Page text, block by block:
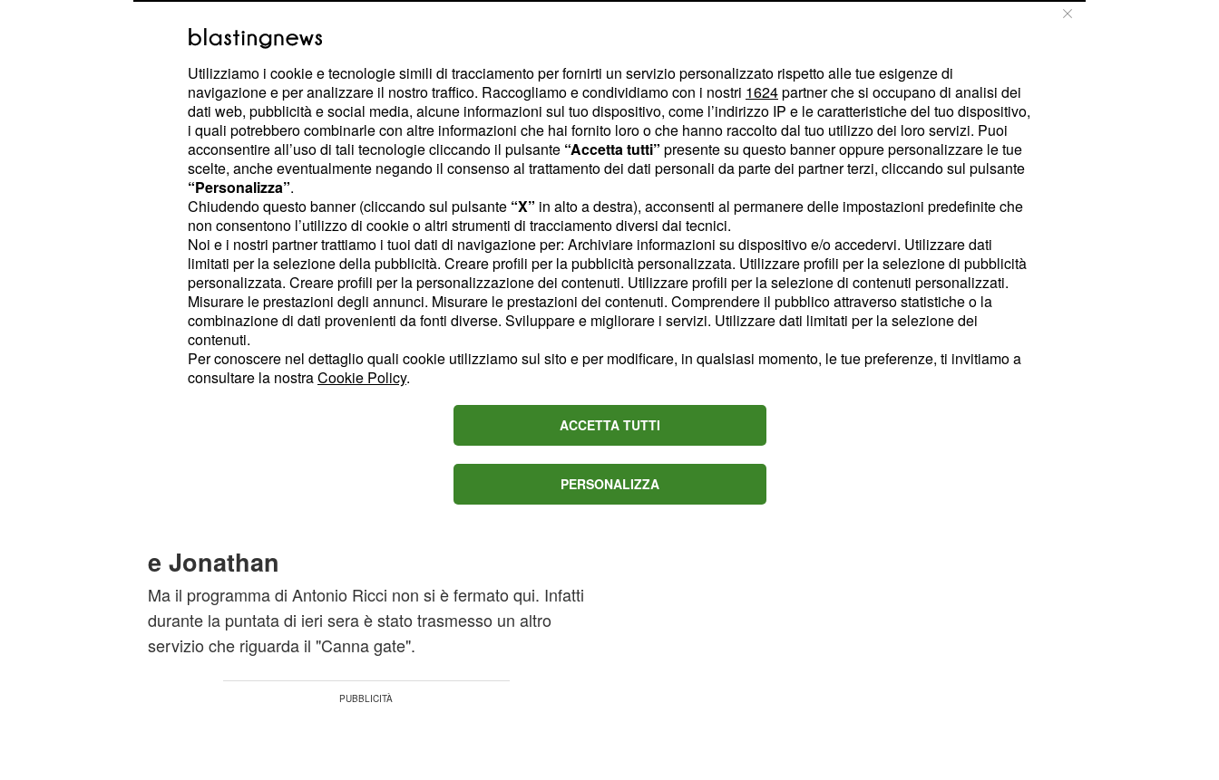
Chi sono questi vip? Secondo quello dichiarato dalla
Henger, a far compagnia all'ex fidanzato di Cecilia
Rodriguez ci sarebbero stati anche: il modelloMarco Ferri,
l'ex tronistaRosa Perrottae la showgirlPaola Di
Benedetto. Il figlio del noto calciatore era già stato
precedentemente menzionato sulla vicenda da Chiara Nasti
durante un pranzo che quest'ultima ha fatto con Caroletti,
situazione degenererà anche per questi concorrenti?
'Striscia la Notizia': in onda una
e Jonathan
Ma il programma di Antonio Ricci non si è fermato qui. Infatti
durante la puntata di ieri sera è stato trasmesso un altro
servizio che riguarda il "Canna gate".
Utilizziamo i cookie e tecnologie simili di tracciamento per fornirti un servizio personalizzato rispetto alle tue esigenze di
navigazione e per analizzare il nostro traffico. Raccogliamo e condividiamo con i nostri 1624partner che si occupano di analisi dei
dati web, pubblicità e social media, alcune informazioni sul tuo dispositivo, come l’indirizzo IP e le caratteristiche del tuo dispositivo,
i quali potrebbero combinarle con altre informazioni che hai fornito loro o che hanno raccolto dal tuo utilizzo dei loro servizi. Puoi
acconsentire all’uso di tali tecnologie cliccando il pulsante “Accetta tutti” presente su questo banner oppure personalizzare le tue
scelte, anche eventualmente negando il consenso al trattamento dei dati personali da parte dei partner terzi, cliccando sul pulsante
“Personalizza”.
Chiudendo questo banner (cliccando sul pulsante “X” in alto a destra), acconsenti al permanere delle impostazioni predefinite che
non consentono l’utilizzo di cookie o altri strumenti di tracciamento diversi dai tecnici.
Noi e i nostri partner trattiamo i tuoi dati di navigazione per: Archiviare informazioni su dispositivo e/o accedervi. Utilizzare dati
limitati per la selezione della pubblicità. Creare profili per la pubblicità personalizzata. Utilizzare profili per la selezione di pubblicità
personalizzata. Creare profili per la personalizzazione dei contenuti. Utilizzare profili per la selezione di contenuti personalizzati.
Misurare le prestazioni degli annunci. Misurare le prestazioni dei contenuti. Comprendere il pubblico attraverso statistiche o la
combinazione di dati provenienti da fonti diverse. Sviluppare e migliorare i servizi. Utilizzare dati limitati per la selezione dei
contenuti.
Per conoscere nel dettaglio quali cookie utilizziamo sul sito e per modificare, in qualsiasi momento, le tue preferenze, ti invitiamo a
consultare la nostraCookie Policy.
ACCETTA TUTTI
PERSONALIZZA